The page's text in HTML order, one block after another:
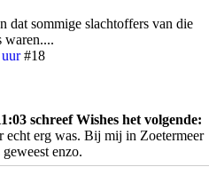
sommige slachtoffers van die
waren....
#18
schreef Wishes het volgende:
echt erg was. Bij mij in Zoetermeer
enzo.